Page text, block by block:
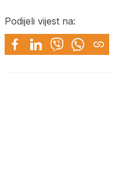
Podijeli vijest na: